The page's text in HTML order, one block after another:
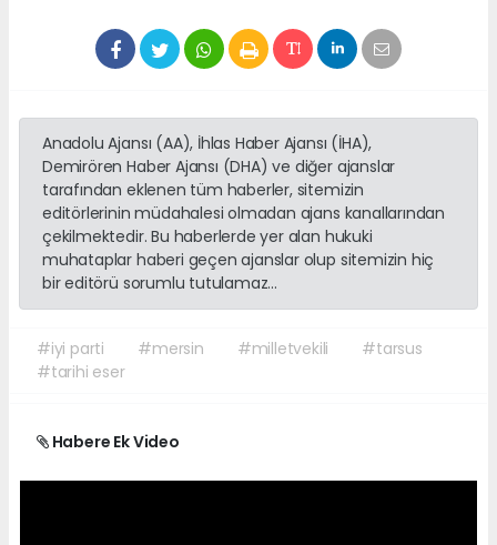
Anadolu Ajansı (AA), İhlas Haber Ajansı (İHA),
Demirören Haber Ajansı (DHA) ve diğer ajanslar
tarafından eklenen tüm haberler, sitemizin
editörlerinin müdahalesi olmadan ajans kanallarından
çekilmektedir. Bu haberlerde yer alan hukuki
muhataplar haberi geçen ajanslar olup sitemizin hiç
bir editörü sorumlu tutulamaz...
#iyi parti #mersin #milletvekili
#tarsus
#tarihi eser
Habere Ek Video